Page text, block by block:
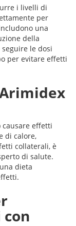
i livelli di
per
una
della
le dosi
per evitare effetti
causare effetti
di calore,
collaterali, è
di salute.
dieta